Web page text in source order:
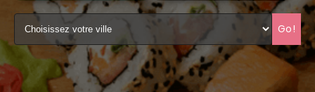
VOS AVIS
MENTIONS LÉGALES
C.G.V
Go!